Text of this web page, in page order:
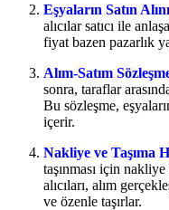
Eşyaların Satın
alıcılar satıcı ile
fiyat bazen pazarlık
Alım-Satım
sonra, taraflar
Bu sözleşme,
içerir.
Nakliye ve Taşıma
taşınması için
alıcıları, alım
ve özenle taşırlar.